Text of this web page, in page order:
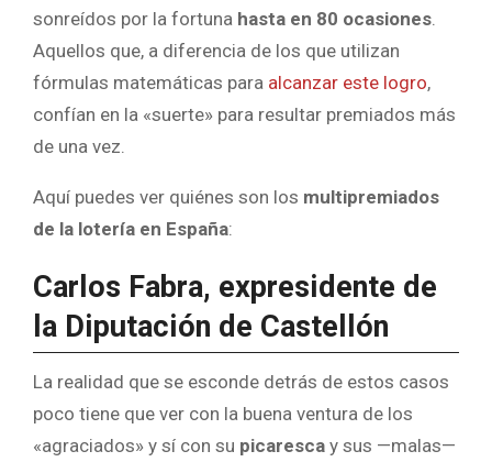
sonreídos por la fortuna hasta en 80 ocasiones.
Aquellos que, a diferencia de los que utilizan
fórmulas matemáticas para alcanzar este logro,
confían en la «suerte» para resultar premiados más
de una vez.
Aquí puedes ver quiénes son los multipremiados
de la lotería en España:
Carlos Fabra, expresidente de
la Diputación de Castellón
La realidad que se esconde detrás de estos casos
poco tiene que ver con la buena ventura de los
«agraciados» y sí con su picaresca y sus —malas—